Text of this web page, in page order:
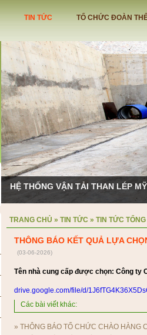
TIN TỨC TỔ CHỨC ĐOÀN
HỆ THỐNG VẬN TẢI THAN LÉP
TRANG CHỦ » TIN TỨC » TIN TỨC
THÔNG BÁO KẾT QUẢ LỰA
(03-06-2026)
Tên nhà cung cấp được chọn: Công ty
drive.google.com/file/d/
Các bài viết khác:
» THÔNG BÁO TỔ CHỨC CHÀO HÀNG